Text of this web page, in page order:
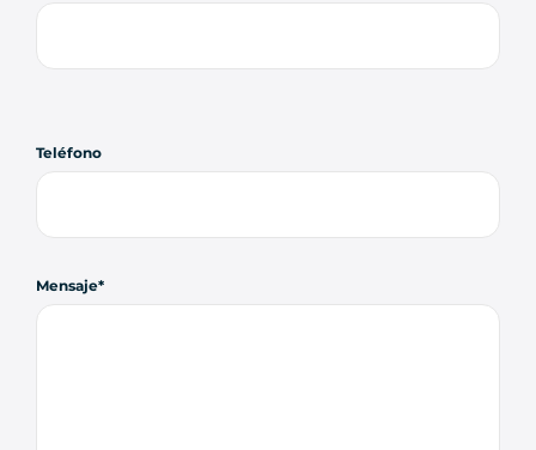
Teléfono
Mensaje